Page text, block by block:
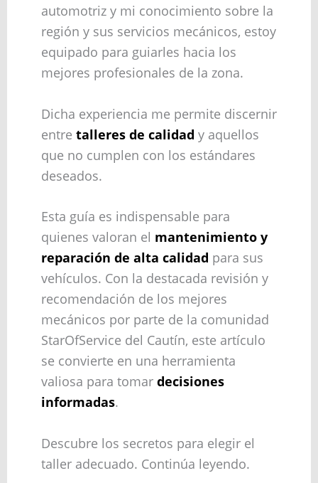
automotriz y mi conocimiento sobre la
región y sus servicios mecánicos, estoy
equipado para guiarles hacia los
mejores profesionales de la zona.
Dicha experiencia me permite discernir
entre talleres de calidad y aquellos
que no cumplen con los estándares
deseados.
Esta guía es indispensable para
quienes valoran el mantenimiento y
reparación de alta calidad para sus
vehículos. Con la destacada revisión y
recomendación de los mejores
mecánicos por parte de la comunidad
StarOfService del Cautín, este artículo
se convierte en una herramienta
valiosa para tomar decisiones
informadas.
Descubre los secretos para elegir el
taller adecuado. Continúa leyendo.